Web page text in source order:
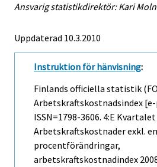
Ansvarig statistikdirektör: Kari
Uppdaterad 10.3.2010
Instruktion för hänvisning:
Finlands officiella statistik
Arbetskraftskostnadsindex
ISSN=1798-3606. 4:e Kvartalet
Arbetskraftskostnader exkl.
procentförändringar,
arbetskraftskostnadindex